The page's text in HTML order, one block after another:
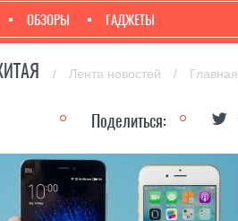
ОБЗОРЫ ГАДЖЕТЫ
/ Лента новостей / Главная
Поделиться: